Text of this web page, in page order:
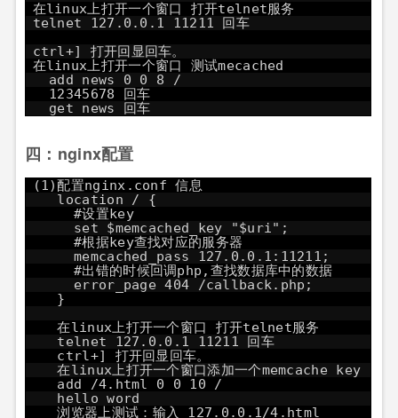
在linux上打开一个窗口 打开telnet服务
telnet 127.0.0.1 11211 回车
ctrl+] 打开回显回车。
在linux上打开一个窗口 测试mecached
add news 0 0 8 /
12345678 回车
get news 回车
四：nginx配置
(1)配置nginx.conf 信息
location / {
#设置key
set $memcached_key "$uri";
#根据key查找对应的服务器
memcached_pass 127.0.0.1:11211;
#出错的时候回调php,查找数据库中的数据
error_page 404 /callback.php;
}
在linux上打开一个窗口 打开telnet服务
telnet 127.0.0.1 11211 回车
ctrl+] 打开回显回车。
在linux上打开一个窗口添加一个memcache key
add /4.html 0 0 10 /
hello word
浏览器上测试：输入 127.0.0.1/4.html